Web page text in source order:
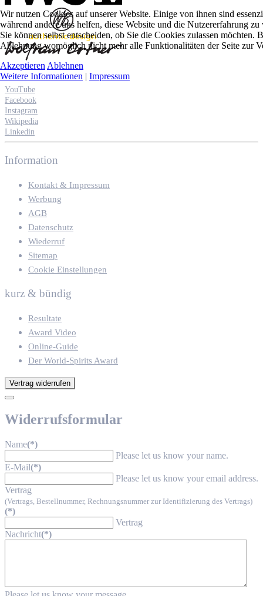
YouTube
Facebook
Instagram
Wikipedia
Linkedin
Information
Kontakt & Impressum
Werbung
AGB
Datenschutz
Wiederruf
Sitemap
Cookie Einstellungen
kurz & bündig
Resultate
Award Video
Online-Guide
Der World-Spirits Award
Vertrag widerrufen
Widerrufsformular
Name(*)
Please let us know your name.
E-Mail(*)
Please let us know your email address.
Vertrag
(Vertrags, Bestellnummer, Rechnungsnummer zur Identifizierung des Vertrags)
(*)
Vertrag
Nachricht(*)
Wir nutzen Cookies auf unserer Website. Einige von ihnen sind
während andere uns helfen, diese Website und die Nutzererfahrung
Sie können selbst entscheiden, ob Sie die Cookies zulassen möchten.
Ablehnung womöglich nicht mehr alle Funktionalitäten der Seite zur
Akzeptieren Ablehnen
Weitere Informationen | Impressum